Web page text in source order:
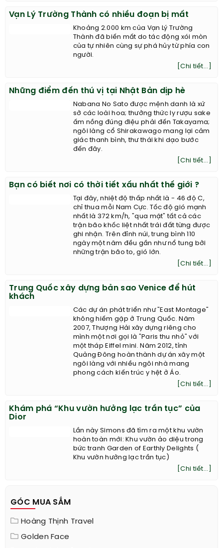
Vạn Lý Trường Thành có nhiều đoạn bị mất
Khoảng 2.000 km của Vạn Lý Trường
Thành đã biến mất do tác động xói mòn
của tự nhiên cùng sự phá hủy từ phía con
người.
[Chi tiết...]
Những điểm đến thú vị tại Nhật Bản dịp hè
Nabana No Sato được mệnh danh là xứ
sở các loài hoa; thưởng thức ly rượu sake
ấm nồng đúng điệu phải đến Takayama;
ngôi làng cổ Shirakawago mang lại cảm
giác thanh bình, thư thái khi dạo bước
đến đây.
[Chi tiết...]
Bạn có biết nơi có thời tiết xấu nhất thế giới ?
Tại đây, nhiệt độ thấp nhất là - 46 độ C,
chỉ thua mỗi Nam Cực. Tốc độ gió mạnh
nhất là 372 km/h, "qua mặt" tất cả các
trận bão khốc liệt nhất trái đất từng được
ghi nhận. Trên đỉnh núi, trung bình 110
ngày một năm đều gần như nổ tung bởi
những trận bão to, gió lớn.
[Chi tiết...]
Trung Quốc xây dựng bản sao Venice để hút
khách
Các dự án phát triển như "East Montage"
không hiếm gặp ở Trung Quốc. Năm
2007, Thượng Hải xây dựng riêng cho
mình một nơi gọi là "Paris thu nhỏ" với
một tháp Eiffel mini. Năm 2012, tỉnh
Quảng Đông hoàn thành dự án xây một
ngôi làng với nhiều ngôi nhà mang
phong cách kiến trúc y hệt ở Áo.
[Chi tiết...]
Khám phá “Khu vườn hưởng lạc trần tục” của
Dior
Lần này Simons đã tìm ra một khu vườn
hoàn toàn mới: Khu vườn ảo diệu trong
bức tranh Garden of Earthly Delights (
Khu vườn hưởng lạc trần tục)
[Chi tiết...]
GÓC MUA SẮM
Hoàng Thịnh Travel
Golden Face